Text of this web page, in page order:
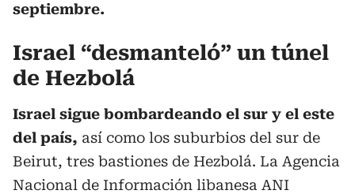
septiembre.
Israel “desmanteló” un túnel
de Hezbolá
Israel sigue bombardeando el sur y el este
del país, así como los suburbios del sur de
Beirut, tres bastiones de Hezbolá. La Agencia
Nacional de Información libanesa ANI